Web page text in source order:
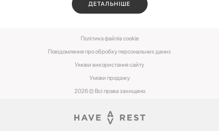
ДЕТАЛЬНІШЕ
2026 © Всі права захищено
Повідомлення про обробку персональних даних
Умови використання сайту
Умови‌ ‌продажу‌
Політика файлів cookie